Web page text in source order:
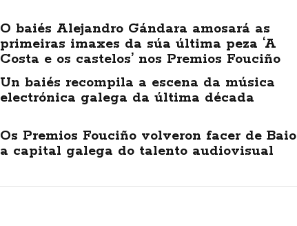
O baiés Alejandro Gándara amosará as
primeiras imaxes da súa última peza ‘A
Costa e os castelos’ nos Premios Fouciño
Un baiés recompila a escena da música
electrónica galega da última década
Os Premios Fouciño volveron facer de Baio
a capital galega do talento audiovisual